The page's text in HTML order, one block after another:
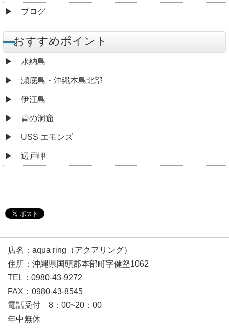
ブログ
おすすめポイント
水納島
瀬底島・沖縄本島北部
伊江島
青の洞窟
USS エモンズ
辺戸岬
店名：aqua ring（アクアリング）
住所：沖縄県国頭郡本部町字健堅1062
TEL：0980-43-9272
FAX：0980-43-8545
電話受付 8：00~20：00
年中無休